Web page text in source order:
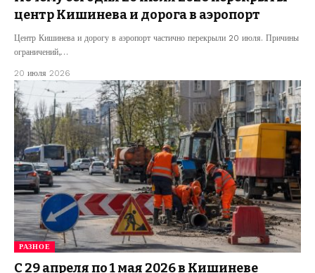
центр Кишинева и дорога в аэропорт
Центр Кишинева и дорогу в аэропорт частично перекрыли 20 июля. Причины
ограничений,…
20 июля 2026
РАЗНОЕ
С 29 апреля по 1 мая 2026 в Кишиневе